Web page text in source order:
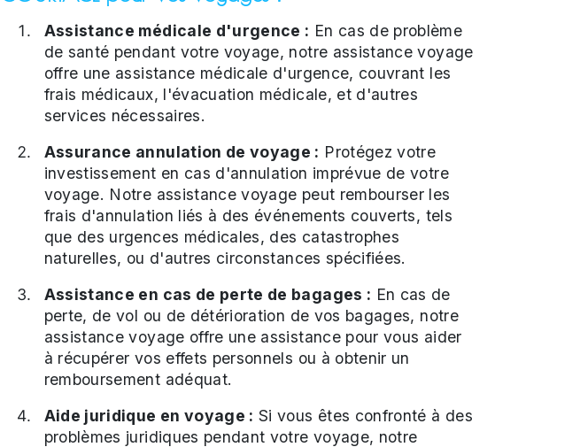
Assistance médicale d'urgence : En cas de problème
de santé pendant votre voyage, notre assistance voyage
offre une assistance médicale d'urgence, couvrant les
frais médicaux, l'évacuation médicale, et d'autres
services nécessaires.
Assurance annulation de voyage : Protégez votre
investissement en cas d'annulation imprévue de votre
voyage. Notre assistance voyage peut rembourser les
frais d'annulation liés à des événements couverts, tels
que des urgences médicales, des catastrophes
naturelles, ou d'autres circonstances spécifiées.
Assistance en cas de perte de bagages : En cas de
perte, de vol ou de détérioration de vos bagages, notre
assistance voyage offre une assistance pour vous aider
à récupérer vos effets personnels ou à obtenir un
remboursement adéquat.
Aide juridique en voyage : Si vous êtes confronté à des
problèmes juridiques pendant votre voyage, notre